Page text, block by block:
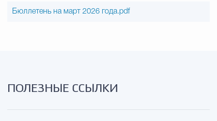
Бюллетень на март 2026 года.pdf
ПОЛЕЗНЫЕ ССЫЛКИ